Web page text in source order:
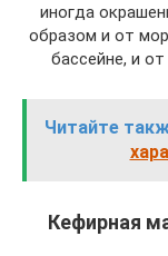
иногда
образом и от
бассейне, и
Читайте
Кефирная